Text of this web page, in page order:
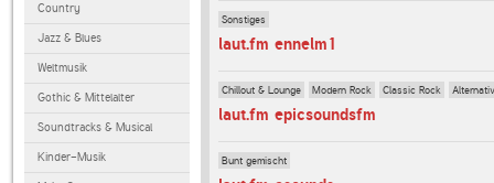
Country
Jazz & Blues
Weltmusik
Gothic & Mittelalter
Soundtracks & Musical
Kinder-Musik
Sonstiges
laut.fm ennelm1
Chillout & Lounge Modern Rock Classic Rock
laut.fm epicsoundsfm
Bunt gemischt